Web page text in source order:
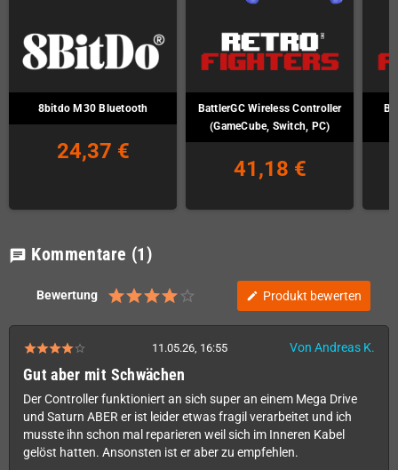
8bitdo M30 Bluetooth
24,37 €
BattlerGC Wireless Controller
(GameCube, Switch, PC)
41,18 €
chat Kommentare (1)
Bewertung edit Produkt bewerten
11.05.26, 16:55 Von Andreas K.
Gut aber mit Schwächen
Der Controller funktioniert an sich super an einem Mega Drive
und Saturn ABER er ist leider etwas fragil verarbeitet und ich
musste ihn schon mal reparieren weil sich im Inneren Kabel
gelöst hatten. Ansonsten ist er aber zu empfehlen.